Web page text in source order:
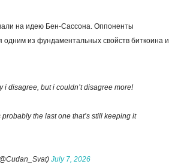
на идею Бен-Сассона. Оппоненты
одним из фундаментальных свойств биткоина и
i disagree, but i couldn’t disagree more!
the last one that’s still keeping it
July 7, 2026